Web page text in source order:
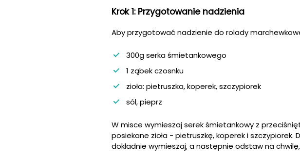
Krok 1: Przygotowanie nadzienia
Aby przygotować nadzienie do rolady
300g serka śmietankowego
1 ząbek czosnku
zioła: pietruszka, koperek, szczypiorek
sól, pieprz
W misce wymieszaj serek śmietankowy z
posiekane zioła - pietruszkę, koperek i szczypiorek.
dokładnie wymieszaj, a następnie odstaw na